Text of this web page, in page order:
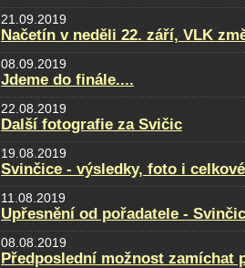
21.09.2019
Načetín v neděli 22. září, VLK
08.09.2019
Jdeme do finále....
22.08.2019
Další fotografie za Svičic
19.08.2019
Svinčice - výsledky, foto i
11.08.2019
Upřesnění od pořadatele -
08.08.2019
Předposlední možnost zamíchat